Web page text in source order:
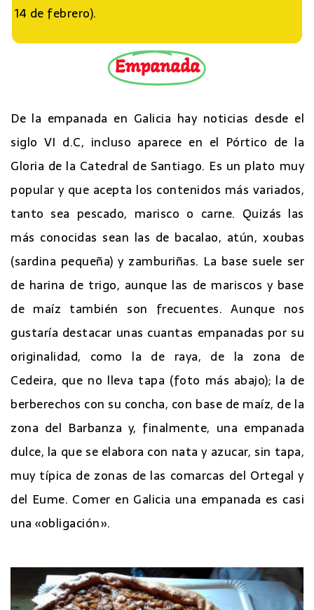
14 de febrero).
Empanada
De la empanada en Galicia hay noticias desde el
siglo VI d.C, incluso aparece en el Pórtico de la
Gloria de la Catedral de Santiago. Es un plato muy
popular y que acepta los contenidos más variados,
tanto sea pescado, marisco o carne. Quizás las
más conocidas sean las de bacalao, atún, xoubas
(sardina pequeña) y zamburiñas. La base suele ser
de harina de trigo, aunque las de mariscos y base
de maíz también son frecuentes. Aunque nos
gustaría destacar unas cuantas empanadas por su
originalidad, como la de raya, de la zona de
Cedeira, que no lleva tapa (foto más abajo); la de
berberechos con su concha, con base de maíz, de la
zona del Barbanza y, finalmente, una empanada
dulce, la que se elabora con nata y azucar, sin tapa,
muy típica de zonas de las comarcas del Ortegal y
del Eume. Comer en Galicia una empanada es casi
una «obligación».